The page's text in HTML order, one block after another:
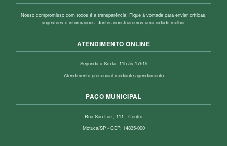
Nosso compromisso com todos é a transparência! Fique à vontade para enviar críticas,
sugestões e informações. Juntos construiremos uma cidade melhor.
ATENDIMENTO ONLINE
Segunda a Sexta: 11h às 17h15
Atendimento presencial mediante agendamento
PAÇO MUNICIPAL
Rua São Luiz, 111 - Centro
Motuca/SP - CEP: 14835-000